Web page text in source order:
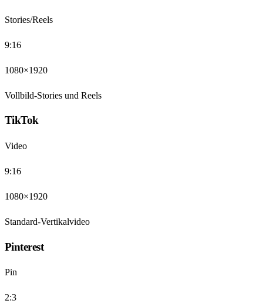
Stories/Reels
9:16
1080×1920
Vollbild-Stories und Reels
TikTok
Video
9:16
1080×1920
Standard-Vertikalvideo
Pinterest
Pin
2:3